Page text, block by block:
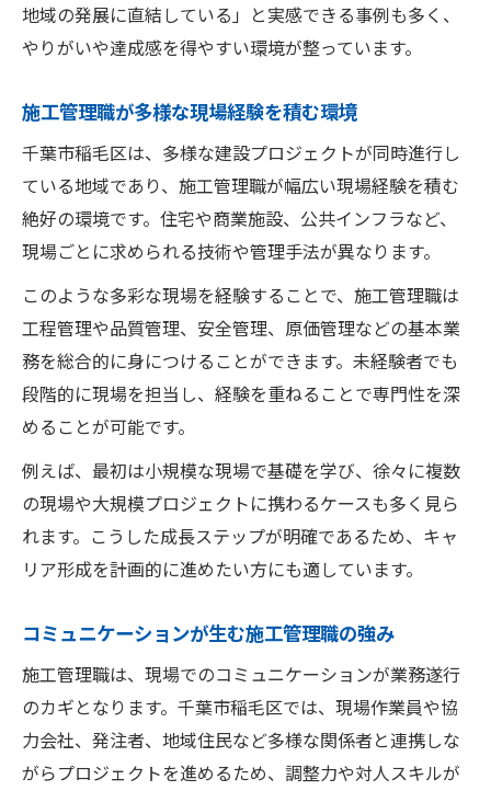
地域の発展に直結している」と実感できる事例も多く、
やりがいや達成感を得やすい環境が整っています。
施工管理職が多様な現場経験を積む環境
千葉市稲毛区は、多様な建設プロジェクトが同時進行し
ている地域であり、施工管理職が幅広い現場経験を積む
絶好の環境です。住宅や商業施設、公共インフラなど、
現場ごとに求められる技術や管理手法が異なります。
このような多彩な現場を経験することで、施工管理職は
工程管理や品質管理、安全管理、原価管理などの基本業
務を総合的に身につけることができます。未経験者でも
段階的に現場を担当し、経験を重ねることで専門性を深
めることが可能です。
例えば、最初は小規模な現場で基礎を学び、徐々に複数
の現場や大規模プロジェクトに携わるケースも多く見ら
れます。こうした成長ステップが明確であるため、キャ
リア形成を計画的に進めたい方にも適しています。
コミュニケーションが生む施工管理職の強み
施工管理職は、現場でのコミュニケーションが業務遂行
のカギとなります。千葉市稲毛区では、現場作業員や協
力会社、発注者、地域住民など多様な関係者と連携しな
がらプロジェクトを進めるため、調整力や対人スキルが